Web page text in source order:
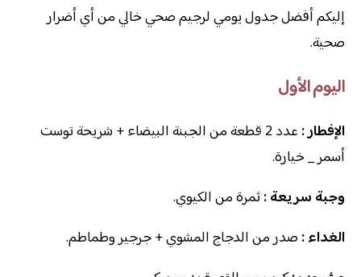
إليكم أفضل جدول يومي لرجيم صحي خالي من أي أضرار
صحية.
اليوم الأول
الإفطار :
عدد 2 قطعة من الجبنة البيضاء + شريحة توست
أسمر _ خيارة.
وجبة سريعة : ثمرة من الكيوي.
الغداء : صدر من الدجاج المشوي + جرجير وطماطم.